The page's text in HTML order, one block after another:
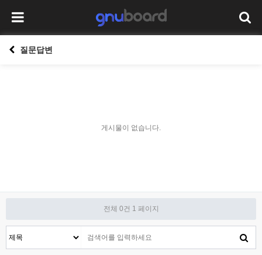
질문답변
게시물이 없습니다.
전체 0건 1 페이지